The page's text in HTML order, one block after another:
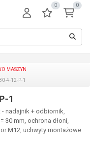
0 0
MASZYN
4-12-P-1
1
nadajnik + odbiornik,
30 mm, ochrona dłoni,
M12, uchwyty montażowe